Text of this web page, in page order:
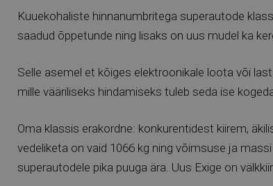
Kuuekohaliste hinnanumbritega superautode
saadud õppetunde ning lisaks on uus mudel ka
Selle asemel et kõiges elektroonikale loota või
mille vääriliseks hindamiseks tuleb seda ise
Oma klassis erakordne: konkurentidest kiirem,
vedeliketa on vaid 1066 kg ning võimsuse ja
superautodele pika puuga ära. Uus Exige on